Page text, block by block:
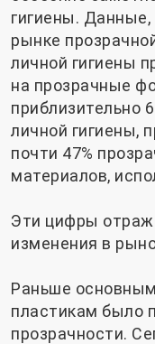
гигиены.
рынке
личной гигиены
на прозрачные
приблизительно
личной гигиены,
почти 47%
материалов,
Эти цифры
изменения в
Раньше
пластикам было
прозрачности.